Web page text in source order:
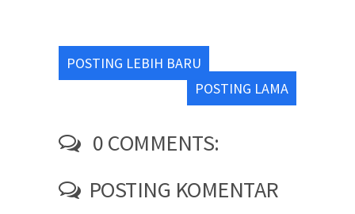
POSTING LEBIH BARU
POSTING LAMA
0 COMMENTS:
POSTING KOMENTAR